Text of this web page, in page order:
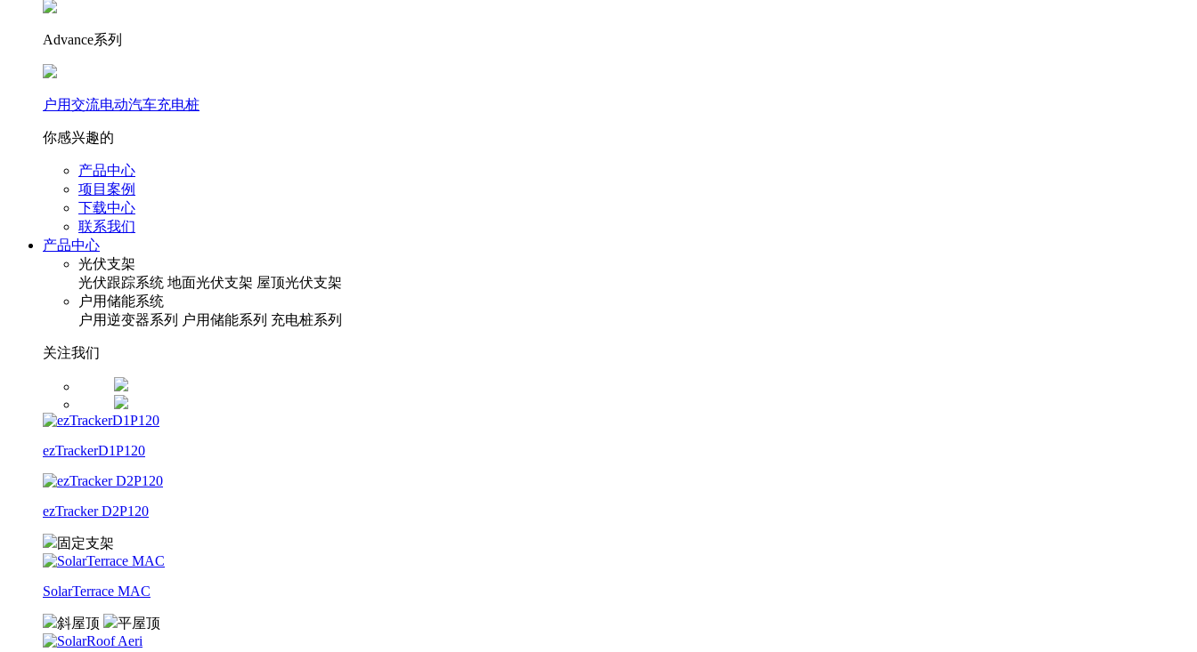
Advance系列
户用交流电动汽车充电桩
你感兴趣的
产品中心
项目案例
下载中心
联系我们
产品中心
光伏支架
光伏跟踪系统 地面光伏支架 屋顶光伏支架
户用储能系统
户用逆变器系列
户用储能系列 充电桩系列
关注我们
ezTrackerD1P120
ezTracker D2P120
固定支架
SolarTerrace MAC
斜屋顶 平屋顶